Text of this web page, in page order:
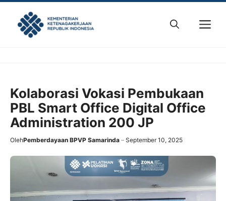
content
Kolaborasi Vokasi Pembukaan
PBL Smart Office Digital Office
Administration 200 JP
OlehPemberdayaan BPVP Samarinda September 10, 2025